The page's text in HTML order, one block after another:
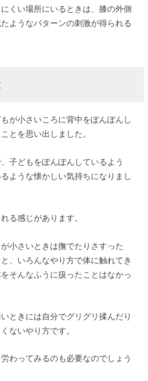
くい場所にいるときは、膝の外側
ようなパターンの刺激が得られる
が小さいころに背中をぽんぽんし
とを思い出しました。
子どもをぽんぽんしているよう
ような懐かしい気持ちになりまし
る感じがあります。
小さいときは撫でたりさすった
、いろんなやり方で体に触れてき
そんなふうに扱ったことはなかっ
ときには自分でグリグリ揉んだり
ないやり方です。
わってみるのも必要なのでしょう